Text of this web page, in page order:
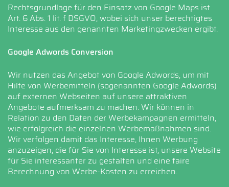
Rechtsgrundlage für den Einsatz von Google Maps ist
Art. 6 Abs. 1 lit. f DSGVO, wobei sich unser berechtigtes
Interesse aus den genannten Marketingzwecken ergibt.
Google Adwords Conversion
Wir nutzen das Angebot von Google Adwords, um mit
Hilfe von Werbemitteln (sogenannten Google Adwords)
auf externen Webseiten auf unsere attraktiven
Angebote aufmerksam zu machen. Wir können in
Relation zu den Daten der Werbekampagnen ermitteln,
wie erfolgreich die einzelnen Werbemaßnahmen sind.
Wir verfolgen damit das Interesse, Ihnen Werbung
anzuzeigen, die für Sie von Interesse ist, unsere Website
für Sie interessanter zu gestalten und eine faire
Berechnung von Werbe-Kosten zu erreichen.